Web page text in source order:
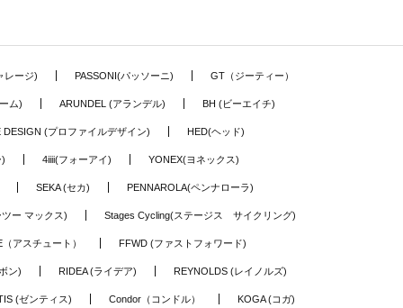
レージ) PASSONI(パッソーニ) GT（ジーティー）
ム) ARUNDEL (アランデル) BH (ビーエイチ)
DESIGN (プロファイルデザイン) HED(ヘッド)
4iiii(フォーアイ) YONEX(ヨネックス)
SEKA (セカ) PENNAROLA(ペンナローラ)
ー マックス) Stages Cycling(ステージス サイクリング)
アスチュート） FFWD (ファストフォワード)
ン) RIDEA (ライデア) REYNOLDS (レイノルズ)
(ゼンティス) Condor（コンドル） KOGA (コガ)